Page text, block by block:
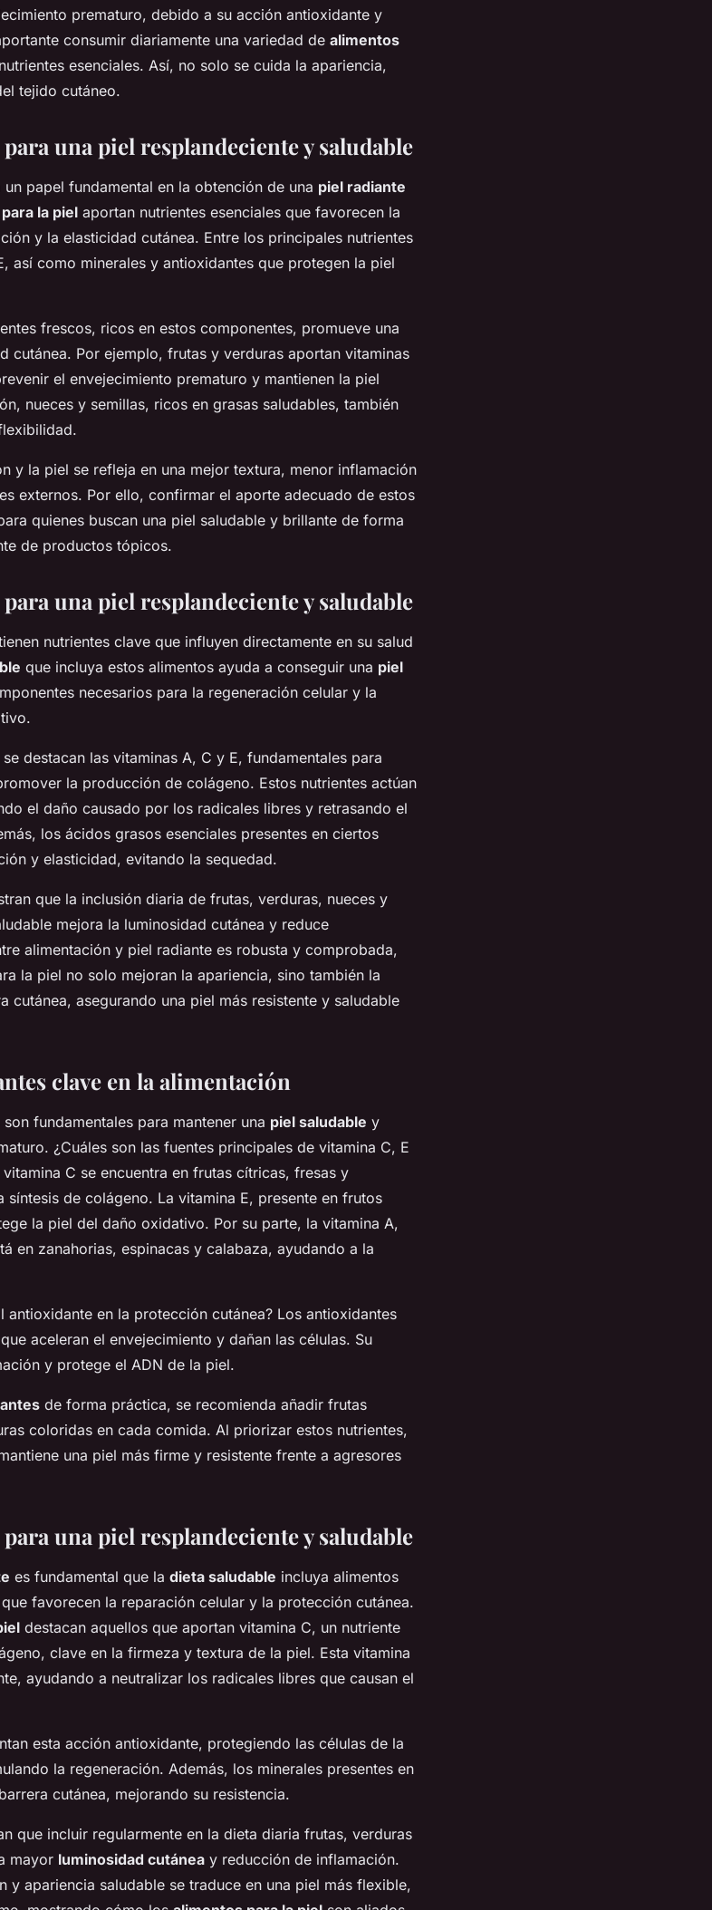
prematuro, debido a su acción antioxidante y
consumir diariamente una variedad de alimentos
esenciales. Así, no solo se cuida la apariencia,
tejido cutáneo.
una piel resplandeciente y saludable
un papel fundamental en la obtención de una piel radiante
la piel aportan nutrientes esenciales que favorecen la
y la elasticidad cutánea. Entre los principales nutrientes
así como minerales y antioxidantes que protegen la piel
frescos, ricos en estos componentes, promueve una
cutánea. Por ejemplo, frutas y verduras aportan vitaminas
el envejecimiento prematuro y mantienen la piel
nueces y semillas, ricos en grasas saludables, también
y la piel se refleja en una mejor textura, menor inflamación
externos. Por ello, confirmar el aporte adecuado de estos
quienes buscan una piel saludable y brillante de forma
de productos tópicos.
una piel resplandeciente y saludable
nutrientes clave que influyen directamente en su salud
que incluya estos alimentos ayuda a conseguir una piel
necesarios para la regeneración celular y la
destacan las vitaminas A, C y E, fundamentales para
la producción de colágeno. Estos nutrientes actúan
el daño causado por los radicales libres y retrasando el
los ácidos grasos esenciales presentes en ciertos
y elasticidad, evitando la sequedad.
que la inclusión diaria de frutas, verduras, nueces y
mejora la luminosidad cutánea y reduce
alimentación y piel radiante es robusta y comprobada,
la piel no solo mejoran la apariencia, sino también la
cutánea, asegurando una piel más resistente y saludable
clave en la alimentación
son fundamentales para mantener una piel saludable y
¿Cuáles son las fuentes principales de vitamina C, E
C se encuentra en frutas cítricas, fresas y
síntesis de colágeno. La vitamina E, presente en frutos
la piel del daño oxidativo. Por su parte, la vitamina A,
en zanahorias, espinacas y calabaza, ayudando a la
antioxidante en la protección cutánea? Los antioxidantes
aceleran el envejecimiento y dañan las células. Su
y protege el ADN de la piel.
de forma práctica, se recomienda añadir frutas
coloridas en cada comida. Al priorizar estos nutrientes,
una piel más firme y resistente frente a agresores
una piel resplandeciente y saludable
es fundamental que la dieta saludable incluya alimentos
favorecen la reparación celular y la protección cutánea.
destacan aquellos que aportan vitamina C, un nutriente
clave en la firmeza y textura de la piel. Esta vitamina
ayudando a neutralizar los radicales libres que causan el
esta acción antioxidante, protegiendo las células de la
la regeneración. Además, los minerales presentes en
cutánea, mejorando su resistencia.
que incluir regularmente en la dieta diaria frutas, verduras
mayor luminosidad cutánea y reducción de inflamación.
y apariencia saludable se traduce en una piel más flexible,